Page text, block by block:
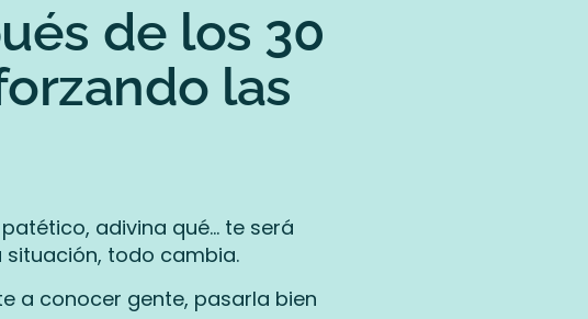
de los 30
las
adivina qué… te será
situación, todo cambia.
a conocer gente, pasarla bien